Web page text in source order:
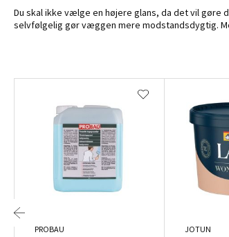
Du skal ikke vælge en højere glans, da det vil
selvfølgelig gør væggen mere modstandsdygtig.
PROBAU JOTUN